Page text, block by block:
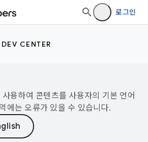
로그인
CENTER
용하여 콘텐츠를 사용자의 기본 언어
에는 오류가 있을 수 있습니다.